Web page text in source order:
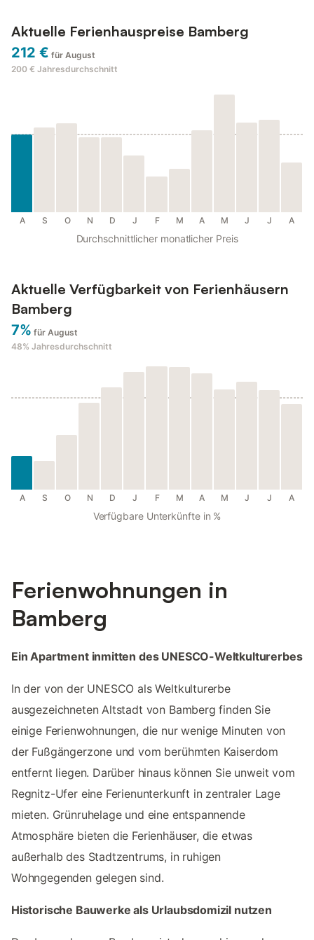
Aktuelle Ferienhauspreise Bamberg
212 € für August
200 € Jahresdurchschnitt
A S O N D J F M A M J J A
Durchschnittlicher monatlicher Preis
Aktuelle Verfügbarkeit von Ferienhäusern
Bamberg
7% für August
48% Jahresdurchschnitt
A S O N D J F M A M J J A
Verfügbare Unterkünfte in %
Ferienwohnungen in
Bamberg
Ein Apartment inmitten des UNESCO-Weltkulturerbes
In der von der UNESCO als Weltkulturerbe
ausgezeichneten Altstadt von Bamberg finden Sie
einige Ferienwohnungen, die nur wenige Minuten von
der Fußgängerzone und vom berühmten Kaiserdom
entfernt liegen. Darüber hinaus können Sie unweit vom
Regnitz-Ufer eine Ferienunterkunft in zentraler Lage
mieten. Grünruhelage und eine entspannende
Atmosphäre bieten die Ferienhäuser, die etwas
außerhalb des Stadtzentrums, in ruhigen
Wohngegenden gelegen sind.
Historische Bauwerke als Urlaubsdomizil nutzen